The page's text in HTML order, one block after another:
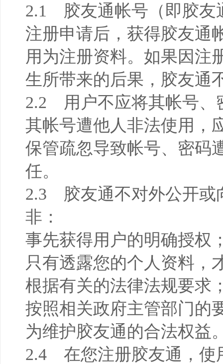
2.1 胶友通帐号（即胶友
注册申请后，获得胶友通
用为注册资料。如果因注
生所带来的后果，胶友通
2.2 用户不应将其帐号、
其帐号遭他人非法使用，
保管疏忽导致帐号、密码
任。
2.3 胶友通不对外公开或
非：
事先获得用户的明确授权
只有透露您的个人资料，
根据有关的法律法规要求
按照相关政府主管部门的
为维护胶友通的合法权益
2.4 在您注册胶友通，使